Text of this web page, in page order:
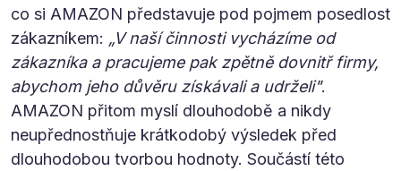
co si AMAZON představuje pod pojmem posedlost
zákazníkem: „V naší činnosti vycházíme od
zákazníka a pracujeme pak zpětně dovnitř firmy,
abychom jeho důvěru získávali a udrželi".
AMAZON přitom myslí dlouhodobě a nikdy
neupřednostňuje krátkodobý výsledek před
dlouhodobou tvorbou hodnoty. Součástí této